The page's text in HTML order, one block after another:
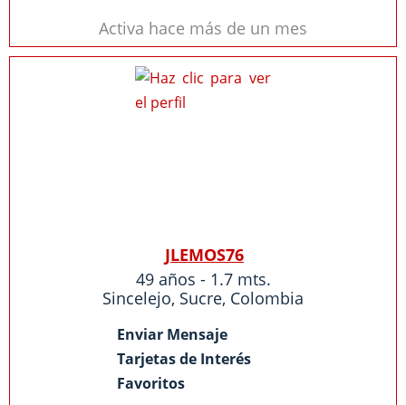
Activa hace más de un mes
JLEMOS76
49 años - 1.7 mts.
Sincelejo, Sucre, Colombia
Enviar Mensaje
Tarjetas de Interés
Favoritos